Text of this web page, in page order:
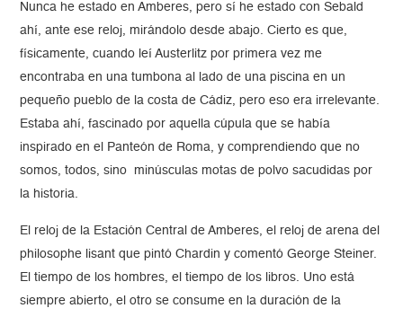
Nunca he estado en Amberes, pero sí he estado con Sebald
ahí, ante ese reloj, mirándolo desde abajo. Cierto es que,
físicamente, cuando leí Austerlitz por primera vez me
encontraba en una tumbona al lado de una piscina en un
pequeño pueblo de la costa de Cádiz, pero eso era irrelevante.
Estaba ahí, fascinado por aquella cúpula que se había
inspirado en el Panteón de Roma, y comprendiendo que no
somos, todos, sino minúsculas motas de polvo sacudidas por
la historia.
El reloj de la Estación Central de Amberes, el reloj de arena del
philosophe lisant que pintó Chardin y comentó George Steiner.
El tiempo de los hombres, el tiempo de los libros. Uno está
siempre abierto, el otro se consume en la duración de la